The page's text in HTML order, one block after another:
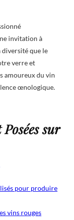
invitation à
diversité que le
verre et
amoureux du vin
œnologique.
sur
pour produire
vins rouges